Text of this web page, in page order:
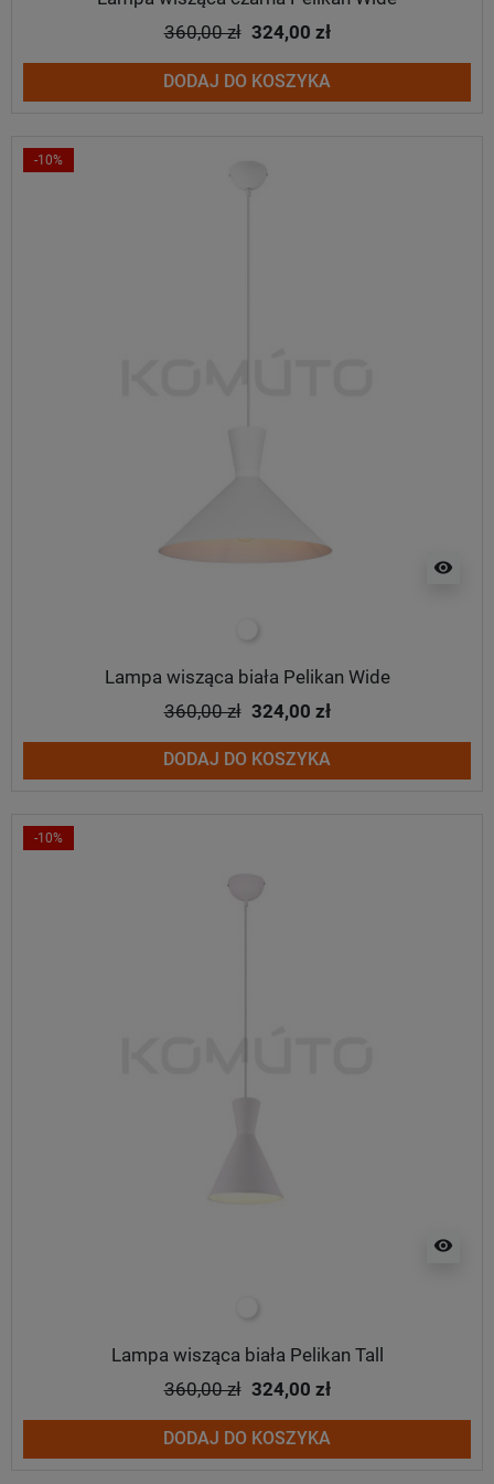
360,00 zł 324,00 zł
DODAJ DO KOSZYKA
-10%
visibility
Lampa wisząca biała Pelikan Wide
360,00 zł 324,00 zł
DODAJ DO KOSZYKA
-10%
visibility
Lampa wisząca biała Pelikan Tall
360,00 zł 324,00 zł
DODAJ DO KOSZYKA